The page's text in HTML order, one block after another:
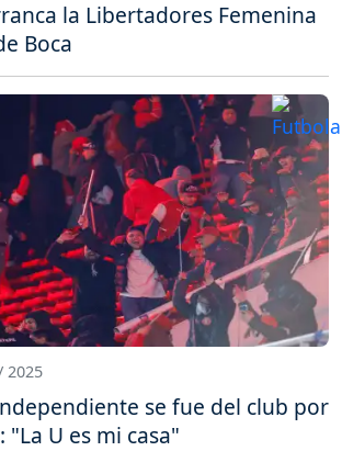
la Libertadores Femenina
Boca
2025
se fue del club por
U es mi casa"